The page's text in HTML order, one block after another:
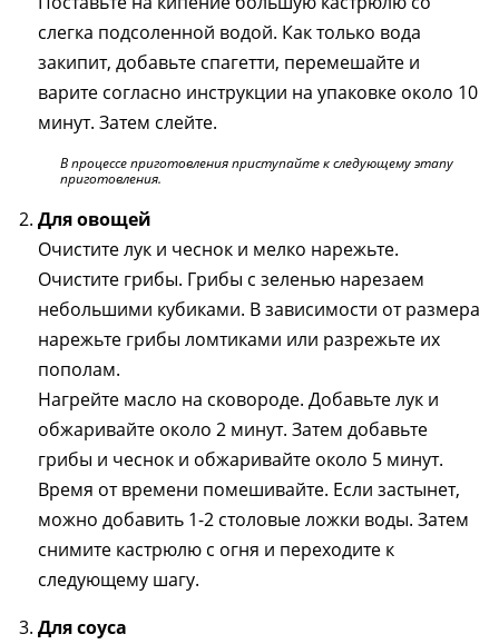
слегка подсоленной водой. Как только вода
закипит, добавьте спагетти, перемешайте и
варите согласно инструкции на упаковке около 10
минут. Затем слейте.
В процессе приготовления приступайте к следующему этапу
приготовления.
Для овощей
Очистите лук и чеснок и мелко нарежьте.
Очистите грибы. Грибы с зеленью нарезаем
небольшими кубиками. В зависимости от размера
нарежьте грибы ломтиками или разрежьте их
пополам.
Нагрейте масло на сковороде. Добавьте лук и
обжаривайте около 2 минут. Затем добавьте
грибы и чеснок и обжаривайте около 5 минут.
Время от времени помешивайте. Если застынет,
можно добавить 1-2 столовые ложки воды. Затем
снимите кастрюлю с огня и переходите к
следующему шагу.
Для соуса